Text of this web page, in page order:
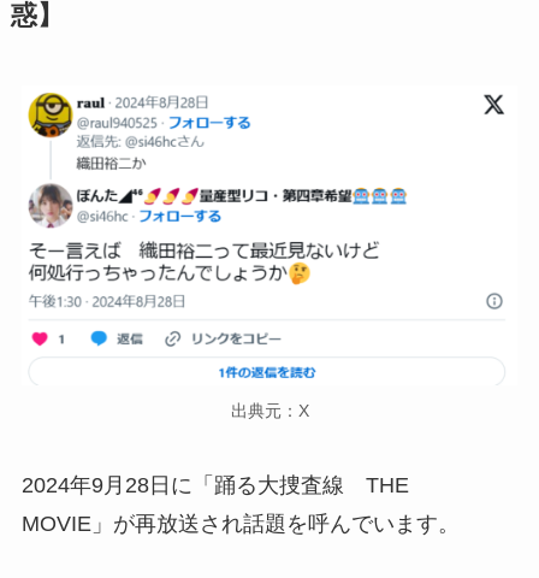
惑】
出典元：X
2024年9月28日に「踊る大捜査線 THE
MOVIE」が再放送され話題を呼んでいます。